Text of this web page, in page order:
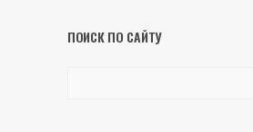
ПОИСК ПО САЙТУ